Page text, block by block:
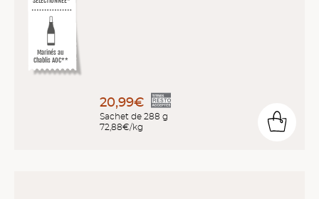
Marinés au
Chablis AOC**
20,99€
Sachet de 288 g
72,88€/kg